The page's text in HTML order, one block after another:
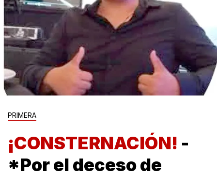
PRIMERA
¡CONSTERNACIÓN! -
*Por el deceso de